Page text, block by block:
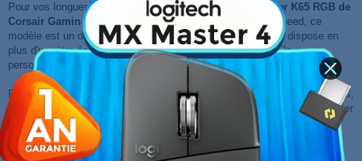
Pour vos longues parties accrochées et intenses, le
clavier K65 RGB de
Corsair Gaming est idéal. Doté de switches Cherry MX Speed, ce
modèle est un des plus rapides que vous pouvez trouver. Il dispose en
plus d'un rétro-éclairage multicolore LED pour vous aider à le
personnaliser selon vos envies.
Retrouvez également un châssis en aluminium, des touches multimédias,
l'anti-ghosting ou encore la possibilité de modifier le report rate. Un clavier
complet, robuste et parfaitement adapté au FPS et MOBA pour une
carrière de gamer qui ne fait que commencer !